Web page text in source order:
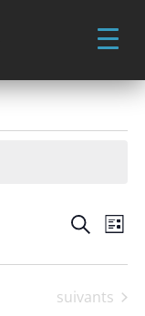
de
Recherche
de
Liste
Évènements
suivants